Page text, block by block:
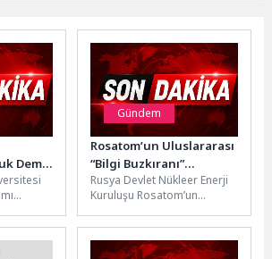
Demir
Gündem
Rosatom’un Uluslararası
“Bilgi Buzkıranı”
Projesinin Kazananları
Belli Oldu
Rusya Devlet Nükleer Enerji
Kuruluşu Rosatom’un
düzenlenen uluslararası
bilim ve eğitim...